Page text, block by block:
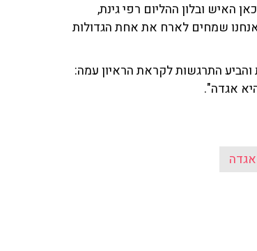
האיש ובלון ההליום רפי גינת,
אנחנו שמחים לארח את אחת הגדולות
התרגשות לקראת הראיון עמה:
אגדה".